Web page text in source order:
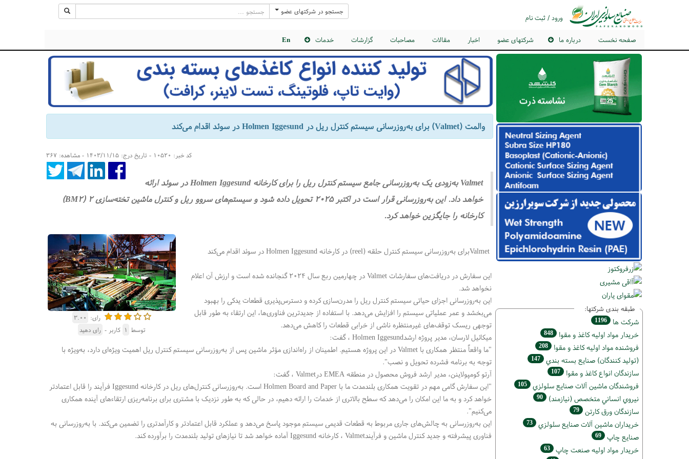
ورود / ثبت نام
جستجو در شرکتهای عضو
صفحه نخست درباره ما شرکتهای عضو اخبار مقالات مصاحبات گزارشات خدمات En
والمت (Valmet) برای به‌روزرسانی سیستم کنترل ریل در Holmen Iggesund در سوئد اقدام می‌کند
کد خبر: ۱۰۵۲۰ - تاریخ درج: ۱۴۰۳/۱۱/۱۵ - مشاهده: ۳۶۷
Valmet به‌زودی یک به‌روزرسانی جامع سیستم کنترل ریل را برای کارخانه Holmen Iggesund در سوئد ارائه
خواهد داد. این به‌روزرسانی قرار است در اکتبر ۲۰۲۵ تحویل داده شود و سیستم‌های سروو ریل و کنترل ماشین تخته‌سازی ۲ (BM۲)
کارخانه را جایگزین خواهد کرد.
رای: ۳.۰۰
توسط ۱ کاربر - رای دهید
Valmetبرای به‌روزرسانی سیستم کنترل حلقه (reel) در کارخانهHolmen Iggesundدر سوئد اقدام می‌کند
این سفارش در دریافت‌های سفارشاتValmet
در چهارمین ربع سال ۲۰۲۴ گنجانده شده است و ارزش آن اعلام
نخواهد شد.
این به‌روزرسانی اجزای حیاتی سیستم کنترل ریل را مدرن‌سازی کرده و دسترس‌پذیری قطعات یدکی را بهبود
می‌بخشد و عمر عملیاتی سیستم را افزایش می‌دهد. با استفاده از جدیدترین فناوری‌ها، این ارتقاء به طور قابل
توجهی ریسک توقف‌های غیرمنتظره ناشی از خرابی قطعات را کاهش می‌دهد.
میکائیل لارسان، مدیر پروژه ارشدHolmen Iggesund ، گفت:
"ما واقعاً منتظر همکاری با Valmetدر این پروژه هستیم. اطمینان از راه‌اندازی مؤثر ماشین پس از به‌روزرسانی سیستم کنترل ریل اهمیت ویژه‌ای دارد، به‌ویژه با
توجه به برنامه فشرده تحویل و نصب."
آرتو کومپولاینن، مدیر ارشد فروش محصول در منطقهEMEAدرValmet ، گفت:
"این سفارش گامی مهم در تقویت همکاری بلندمدت ما با Holmen Board and Paperاست. به‌روزرسانی کنترل‌های ریل در کارخانهIggesund فرآیند را قابل اعتمادتر
خواهد کرد و به ما این امکان را می‌دهد که سطح بالاتری از خدمات را ارائه دهیم، در حالی که به طور نزدیک با مشتری برای برنامه‌ریزی ارتقاءهای آینده همکاری
می‌کنیم."
این به‌روزرسانی به چالش‌های جاری مربوط به قطعات قدیمی سیستم موجود پاسخ می‌دهد و عملکرد قابل اعتمادتر و کارآمدتری را تضمین می‌کند. با به‌روزرسانی به
فناوری پیشرفته و جدید کنترل ماشین و فرآیندValmet ، کارخانهIggesundآماده خواهد شد تا نیازهای تولید بلندمدت را برآورده کند.
طبقه بندی شرکتها:
شركت ها 1196
خريدار مواد اوليه كاغذ و مقوا 848
فروشنده مواد اوليه كاغذ و مقوا 208
(تولید كنندگان) صنايع بسته بندي 147
سازندگان انواع کاغذ و مقوا 107
فروشندگان ماشين آلات صنايع سلولزي 105
نيروي انساني متخصص (نیازمند) 90
سازندگان ورق كارتن 79
خریداران ماشين آلات صنايع سلولزي 73
صنايع چاپ 69
خريدار مواد اوليه صنعت چاپ 63